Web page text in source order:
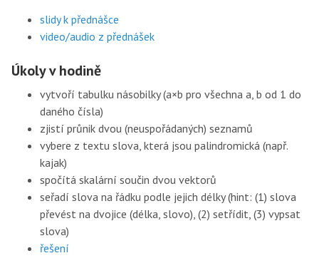
slidy k přednášce
video/audio z přednášek
Úkoly v hodině
vytvoří tabulku násobilky (a×b pro všechna a, b od 1 do
daného čísla)
zjistí průnik dvou (neuspořádaných) seznamů
vybere z textu slova, která jsou palindromická (např.
kajak)
spočítá skalární součin dvou vektorů
seřadí slova na řádku podle jejich délky (hint: (1) slova
převést na dvojice (délka, slovo), (2) setřídit, (3) vypsat
slova)
řešení